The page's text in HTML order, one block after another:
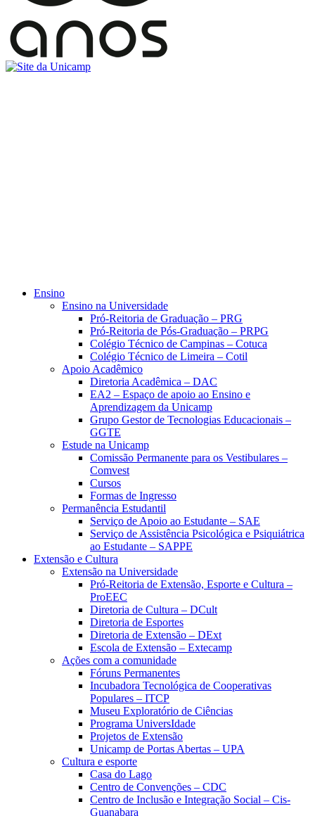
Ensino
Ensino na Universidade
Pró-Reitoria de Graduação – PRG
Pró-Reitoria de Pós-Graduação – PRPG
Colégio Técnico de Campinas – Cotuca
Colégio Técnico de Limeira – Cotil
Apoio Acadêmico
Diretoria Acadêmica – DAC
EA2 – Espaço de apoio ao Ensino e
Aprendizagem da Unicamp
Grupo Gestor de Tecnologias Educacionais –
GGTE
Estude na Unicamp
Comissão Permanente para os Vestibulares –
Comvest
Cursos
Formas de Ingresso
Permanência Estudantil
Serviço de Apoio ao Estudante – SAE
Serviço de Assistência Psicológica e Psiquiátrica
ao Estudante – SAPPE
Extensão e Cultura
Extensão na Universidade
Pró-Reitoria de Extensão, Esporte e Cultura –
ProEEC
Diretoria de Cultura – DCult
Diretoria de Esportes
Diretoria de Extensão – DExt
Escola de Extensão – Extecamp
Ações com a comunidade
Fóruns Permanentes
Incubadora Tecnológica de Cooperativas
Populares – ITCP
Museu Exploratório de Ciências
Programa UniversIdade
Projetos de Extensão
Unicamp de Portas Abertas – UPA
Cultura e esporte
Casa do Lago
Centro de Convenções – CDC
Centro de Inclusão e Integração Social – Cis-
Guanabara